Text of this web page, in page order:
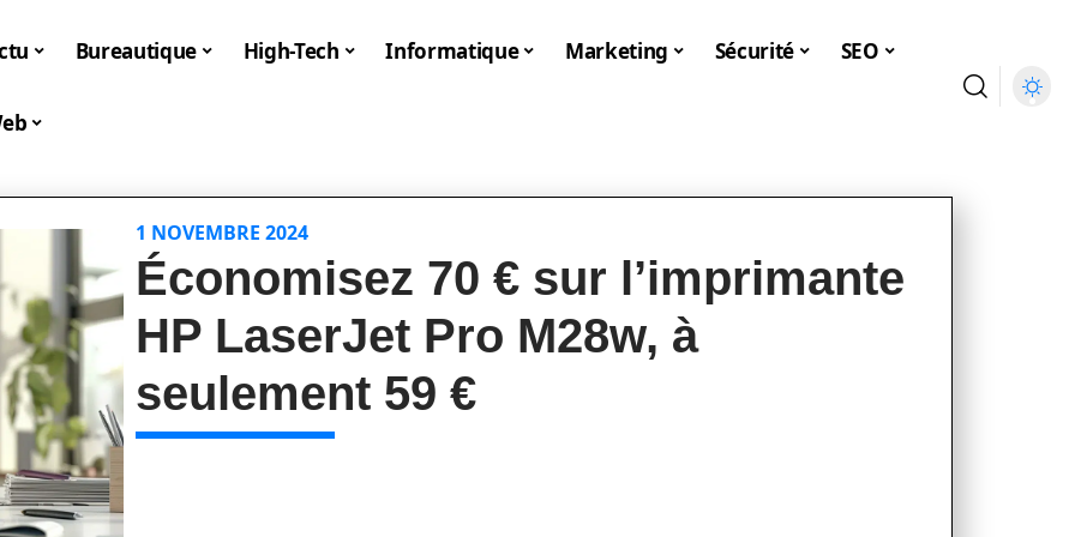
Bureautique High-Tech Informatique Marketing Sécurité SEO
1 NOVEMBRE 2024
Économisez 70 € sur l’imprimante
HP LaserJet Pro M28w, à
seulement 59 €